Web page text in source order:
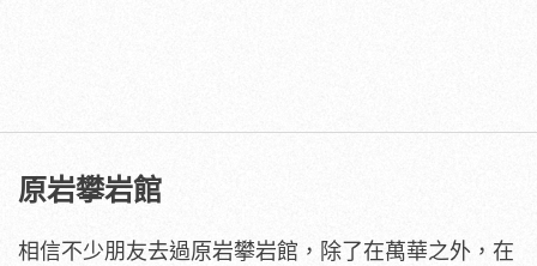
原岩攀岩館
相信不少朋友去過原岩攀岩館，除了在萬華之外，在